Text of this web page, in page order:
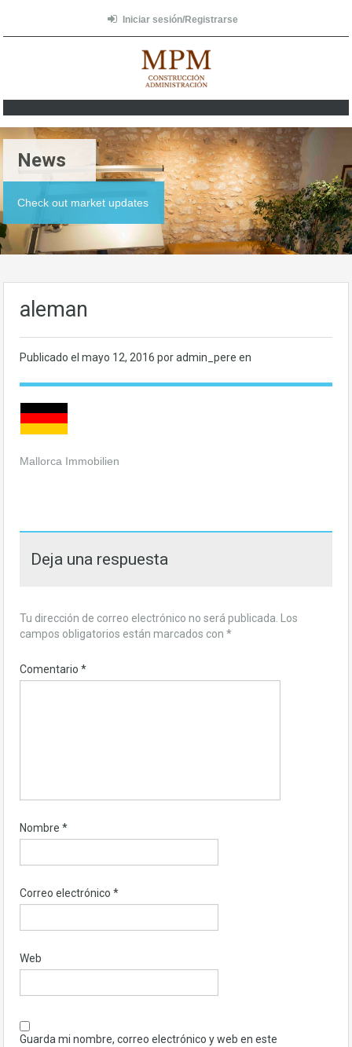
Iniciar sesión/Registrarse
News
Check out market updates
aleman
Publicado el mayo 12, 2016 por admin_pere en
Mallorca Immobilien
Deja una respuesta
Tu dirección de correo electrónico no será publicada. Los
campos obligatorios están marcados con *
Comentario *
Nombre *
Correo electrónico *
Web
Guarda mi nombre, correo electrónico y web en este